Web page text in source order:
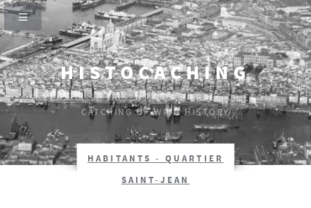
HISTOCACHING
SI CEUX-CI SE TAISENT, LES PIERRES CRIERONT.
CATCHING UP WITH HISTORY
HABITANTS - QUARTIER
SAINT-JEAN